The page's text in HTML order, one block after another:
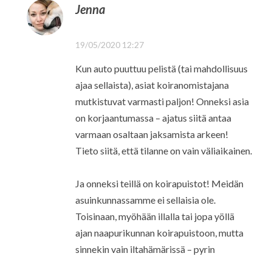
Jenna
19/05/2020 12:27
Kun auto puuttuu pelistä (tai mahdollisuus
ajaa sellaista), asiat koiranomistajana
mutkistuvat varmasti paljon! Onneksi asia
on korjaantumassa – ajatus siitä antaa
varmaan osaltaan jaksamista arkeen!
Tieto siitä, että tilanne on vain väliaikainen.
Ja onneksi teillä on koirapuistot! Meidän
asuinkunnassamme ei sellaisia ole.
Toisinaan, myöhään illalla tai jopa yöllä
ajan naapurikunnan koirapuistoon, mutta
sinnekin vain iltahämärissä – pyrin